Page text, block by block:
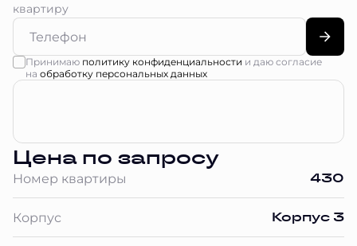
квартиру
Принимаю политику конфиденциальности и даю согласие
на обработку персональных данных
Цена по запросу
Номер квартиры 430
Корпус Корпус 3